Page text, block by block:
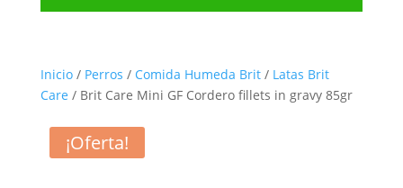
Inicio/ Perros / Comida Humeda Brit/ Latas Brit
Care / Brit Care Mini GF Cordero fillets in gravy 85gr
¡Oferta!